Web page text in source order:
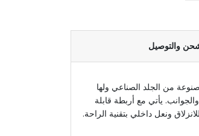
والتوصيل
من الجلد الصناعي ولها
يأتي مع أربطة قابلة
ونعل داخلي بتقنية الراحة.